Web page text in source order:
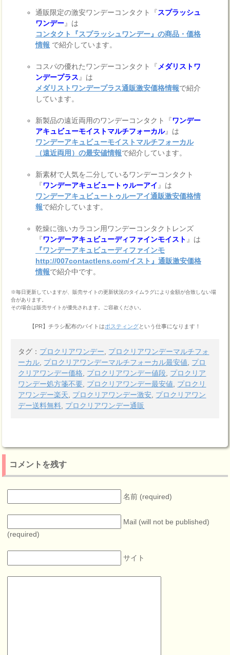
通販限定の激安ワンデーコンタクト『スプラッシュ
ワンデー』は
コンタクト『スプラッシュワンデー』の商品・価格
情報 で紹介しています。
コスパの優れたワンデーコンタクト『 メダリストワ
ンデープラス 』は
メダリストワンデープラス通販激安価格情報で紹介
しています。
新製品の遠近両用のワンデーコンタクト『ワンデー
アキュビューモイストマルチフォーカル』は
ワンデーアキュビューモイストマルチフォーカル
（遠近両用）の最安値情報で紹介しています。
新素材で人気を二分しているワンデーコンタクト
『ワンデーアキュビュートゥルーアイ 』は
ワンデーアキュビュートゥルーアイ通販激安価格情
報で紹介しています。
乾燥に強いカラコン用ワンデーコンタクトレンズ
『ワンデーアキュビューディファインモイスト 』は
『ワンデーアキュビューディファインモ
http://007contactlens.com/イスト』通販激安価格
情報で紹介中です。
※毎日更新していますが、販売サイトの更新状況のタイムラグにより金額が合致しない場
合があります。
その場合は販売サイトが優先されます。ご容赦ください。
【PR】チラシ配布のバイトはポスティングという仕事になります！
タグ： プロクリアワンデー
プロクリアワンデーマルチフォ
ーカル プロクリアワンデーマルチフォーカル最安値
プロ
クリアワンデー価格
プロクリアワンデー値段 プロクリア
ワンデー処方箋不要 プロクリアワンデー最安値
プロクリ
アワンデー楽天
プロクリアワンデー激安 プロクリアワン
デー送料無料 プロクリアワンデー通販
コメントを残す
名前 (required)
Mail (will not be published)
(required)
サイト